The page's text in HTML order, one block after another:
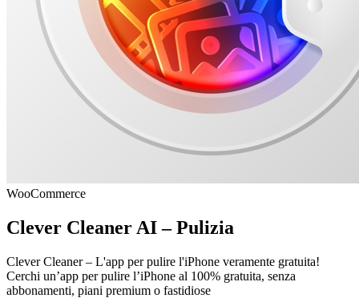
WooCommerce
Clever Cleaner AI – Pulizia
Clever Cleaner – L'app per pulire l'iPhone veramente gratuita!
Cerchi un’app per pulire l’iPhone al 100% gratuita, senza
abbonamenti, piani premium o fastidiose